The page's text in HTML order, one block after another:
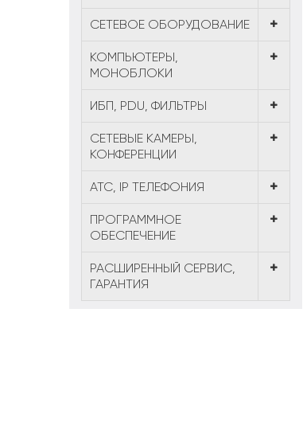
СЕТЕВОЕ ОБОРУДОВАНИЕ
КОМПЬЮТЕРЫ,
МОНОБЛОКИ
ИБП, PDU, ФИЛЬТРЫ
СЕТЕВЫЕ КАМЕРЫ,
КОНФЕРЕНЦИИ
АТС, IP ТЕЛЕФОНИЯ
ПРОГРАММНОЕ
ОБЕСПЕЧЕНИЕ
РАСШИРЕННЫЙ СЕРВИС,
ГАРАНТИЯ